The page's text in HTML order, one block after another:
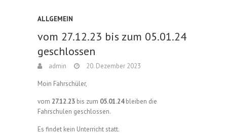
ALLGEMEIN
vom 27.12.23 bis zum 05.01.24
geschlossen
admin 20. Dezember 2023
Moin Fahrschüler,
vom 27.12.23 bis zum 05.01.24bleiben die
Fahrschulen geschlossen.
Es findet kein Unterricht statt.